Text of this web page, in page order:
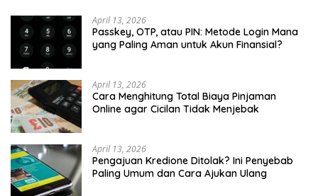
April 13, 2026
Passkey, OTP, atau PIN: Metode Login Mana
yang Paling Aman untuk Akun Finansial?
April 13, 2026
Cara Menghitung Total Biaya Pinjaman
Online agar Cicilan Tidak Menjebak
April 13, 2026
Pengajuan Kredione Ditolak? Ini Penyebab
Paling Umum dan Cara Ajukan Ulang